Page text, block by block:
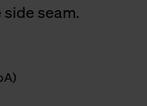
seam.